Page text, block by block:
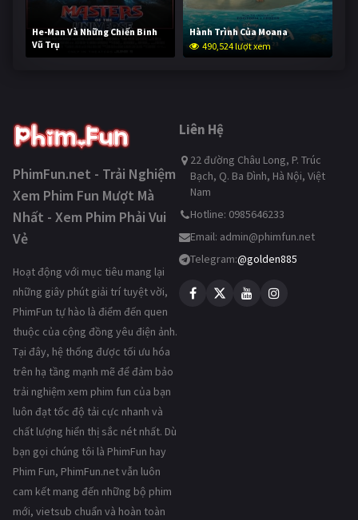
He-Man Và Những Chiến Binh
Vũ Trụ
239,229 lượt xem
Hành Trình Của Moana
490,524 lượt xem
PhimFun.net - Trải Nghiệm
Xem Phim Fun Mượt Mà
Nhất - Xem Phim Phải Vui
Vẻ
Hoạt động với mục tiêu mang lại
những giây phút giải trí tuyệt vời,
PhimFun tự hào là điểm đến quen
thuộc của cộng đồng yêu điện ảnh.
Tại đây, hệ thống được tối ưu hóa
trên hạ tầng mạnh mẽ để đảm bảo
trải nghiệm xem phim fun của bạn
luôn đạt tốc độ tải cực nhanh và
chất lượng hiển thị sắc nét nhất. Dù
bạn gọi chúng tôi là PhimFun hay
Phim Fun, PhimFun.net vẫn luôn
cam kết mang đến những bộ phim
mới, vietsub chuẩn và hoàn toàn
Liên Hệ
22 đường Châu Long, P. Trúc
Bạch, Q. Ba Đình, Hà Nội, Việt
Nam
Hotline: 0985646233
Email: admin@phimfun.net
Telegram:@golden885